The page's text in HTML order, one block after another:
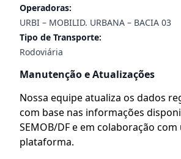
Operadoras:
URBI – MOBILID. URBANA – BACIA 03
Tipo de Transporte:
Rodoviária
Manutenção e Atualizações
Nossa equipe atualiza os dados
com base nas informações
SEMOB/DF e em colaboração
plataforma.